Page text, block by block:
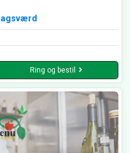
Ring og bestil